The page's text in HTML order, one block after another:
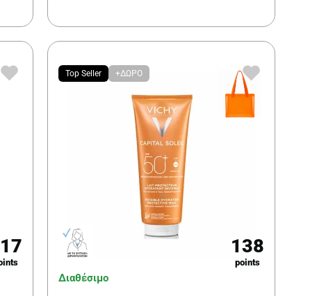
Top Seller +ΔΩΡΟ
138
points
Διαθέσιμο